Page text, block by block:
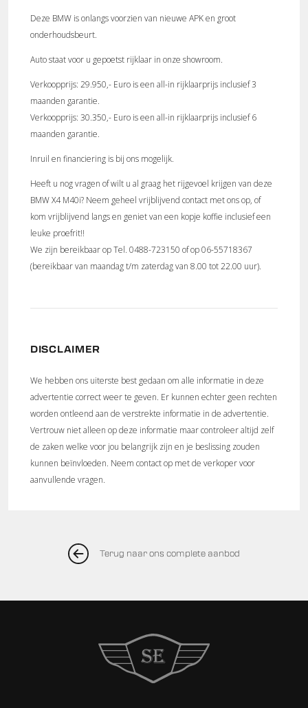
Deze BMW is onlangs voorzien van nieuwe APK en groot
onderhoudsbeurt.
Auto staat voor u gepoetst rijklaar in onze showroom.
Verkoopprijs: 29.950,- Euro is een all-in rijklaarprijs inclusief 3
maanden garantie.
Verkoopprijs: 30.350,- Euro is een all-in rijklaarprijs inclusief 6
maanden garantie.
Inruil en financiering is bij ons mogelijk.
Heeft u nog vragen of wilt u al graag het rijgevoel krijgen van deze
BMW X4 M40i? Neem geheel vrijblijvend contact met ons op, of
kom vrijblijvend langs en geniet van een kopje koffie inclusief een
leuke proefrit!!
We zijn bereikbaar op Tel. 0488-723150 of op 06-55718367
(bereikbaar van maandag t/m zaterdag van 8.00 tot 22.00 uur).
DISCLAIMER
We hebben ons uiterste best gedaan om alle informatie in deze
advertentie correct weer te geven. Er kunnen echter geen rechten
worden ontleend aan de verstrekte informatie in de advertentie.
Vertrouw niet alleen op deze informatie maar controleer altijd zelf
de zaken welke voor jou belangrijk zijn en je beslissing zouden
kunnen beïnvloeden. Neem contact op met de verkoper voor
aanvullende vragen.
Terug naar ons complete aanbod